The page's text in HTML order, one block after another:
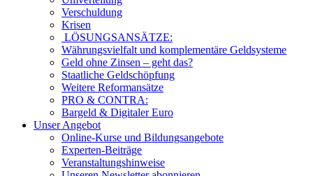
Verschuldung
Krisen
LÖSUNGSANSÄTZE:
Währungsvielfalt und komplementäre Geldsysteme
Geld ohne Zinsen – geht das?
Staatliche Geldschöpfung
Weitere Reformansätze
PRO & CONTRA:
Bargeld & Digitaler Euro
Unser Angebot
Online-Kurse und Bildungsangebote
Experten-Beiträge
Veranstaltungshinweise